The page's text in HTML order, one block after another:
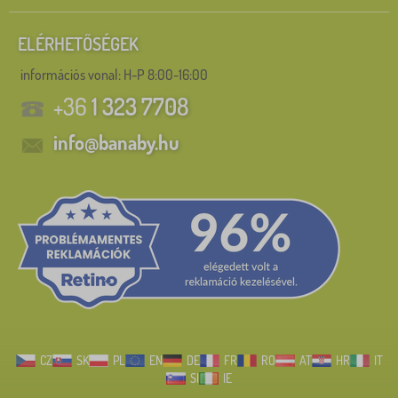
ELÉRHETŐSÉGEK
információs vonal: H-P 8:00-16:00
+361 323 7708
info@banaby.hu
CZ SK PL EN DE FR RO AT HR
IT
SI
IE